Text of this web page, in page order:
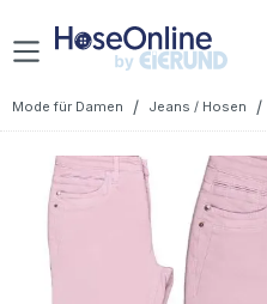
Zum Hauptinhalt springen
Mode für Damen / Jeans / Hosen /
Bildergalerie überspringen